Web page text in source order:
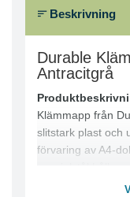
Beskrivning
Durable
Antracitgrå
Klämmapp från
slitstark plast och
förvaring av A4-
behov av